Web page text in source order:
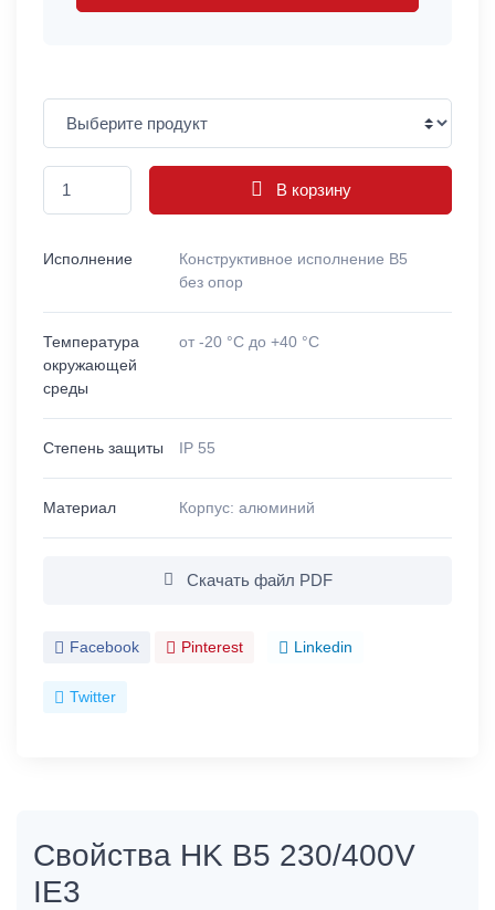
В корзину
Исполнение
Конструктивное исполнение B5
без опор
Температура
окружающей
среды
от -20 °C до +40 °C
Степень защиты IP 55
Материал Корпус: алюминий
Скачать файл PDF
Facebook Pinterest Linkedin
Twitter
Свойства HK B5 230/400V
IE3